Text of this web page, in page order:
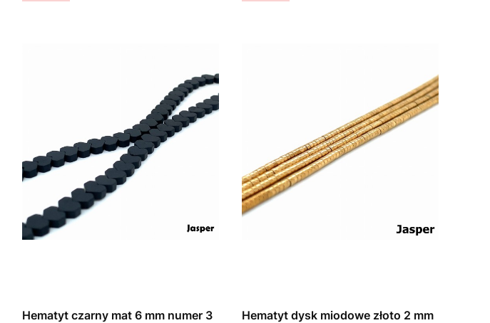
Hematyt czarny mat 6 mm numer 3 Hematyt dysk miodowe złoto 2 mm